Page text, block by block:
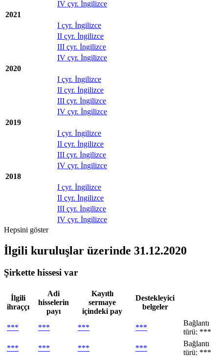
IV çyr. İngilizce
2021
I çyr. İngilizce
II çyr. İngilizce
III çyr. İngilizce
IV çyr. İngilizce
2020
I çyr. İngilizce
II çyr. İngilizce
III çyr. İngilizce
IV çyr. İngilizce
2019
I çyr. İngilizce
II çyr. İngilizce
III çyr. İngilizce
IV çyr. İngilizce
2018
I çyr. İngilizce
II çyr. İngilizce
III çyr. İngilizce
IV çyr. İngilizce
Hepsini göster
İlgili kuruluşlar üzerinde 31.12.2020
Şirkette hissesi var
İlgili
ihraççı
Adi
hisselerin
payı
Kayıtlı
sermaye
içindeki pay
Destekleyici
belgeler
*** *** *** ***
Bağlantı
türü: ***
***
*** *** ***
Bağlantı
türü: ***